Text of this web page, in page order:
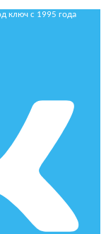
ключ с 1995 года